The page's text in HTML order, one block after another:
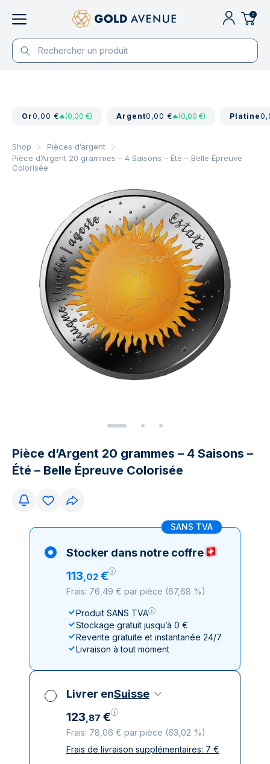
0
Or0,00 € (0,00 €) Argent0,00 € (0,00 €) Platine
Shop
Pièces d’argent
Pièce d’Argent 20 grammes – 4 Saisons – Été – Belle Épreuve
Colorisée
Pièce d’Argent 20 grammes – 4 Saisons –
Été – Belle Épreuve Colorisée
SANS TVA
Stocker dans notre coffre
113,02 €
Frais: 76,49 € par pièce (67,68 %)
Produit SANS TVA
Stockage gratuit jusqu’à 0 €
Revente gratuite et instantanée 24/7
Livraison à tout moment
Livrer enSuisse
123,87 €
Frais: 78,06 € par pièce (63,02 %)
Toutes taxes comprises
Frais de livraison supplémentaires: 7 €